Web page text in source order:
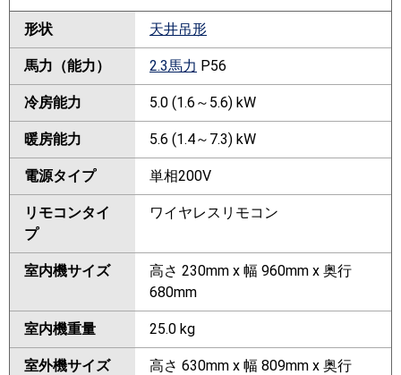
形状 天井吊形
馬力（能力） 2.3馬力 P56
冷房能力 5.0 (1.6～5.6) kW
暖房能力 5.6 (1.4～7.3) kW
電源タイプ 単相200V
リモコンタイ
プ
ワイヤレスリモコン
室内機サイズ
高さ 230mm x 幅 960mm x 奥行
680mm
室内機重量 25.0 kg
室外機サイズ
高さ 630mm x 幅 809mm x 奥行